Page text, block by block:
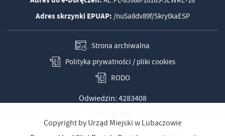
Adres skrzynki EPUAP: /nu5a8dv89f/SkrytkaESP
Strona archiwalna
Polityka prywatności / pliki cookies
RODO
Odwiedzin: 4283408
Copyright by Urząd Miejski w Lubaczowie